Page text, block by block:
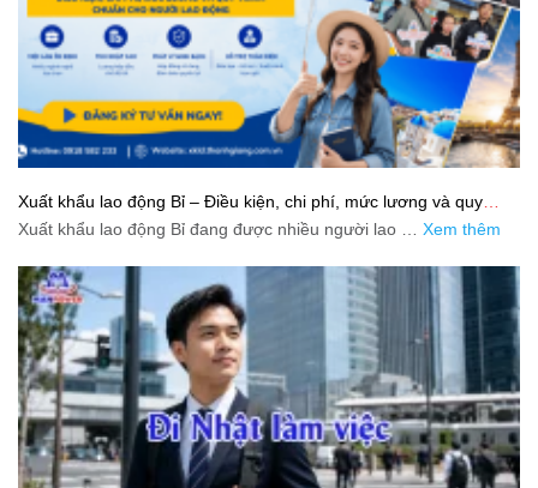
Xuất khẩu lao động Bỉ – Điều kiện, chi phí, mức lương và quy
trình chuẩn cho người lao động
Xuất khẩu lao động Bỉ đang được nhiều người lao … Xem thêm